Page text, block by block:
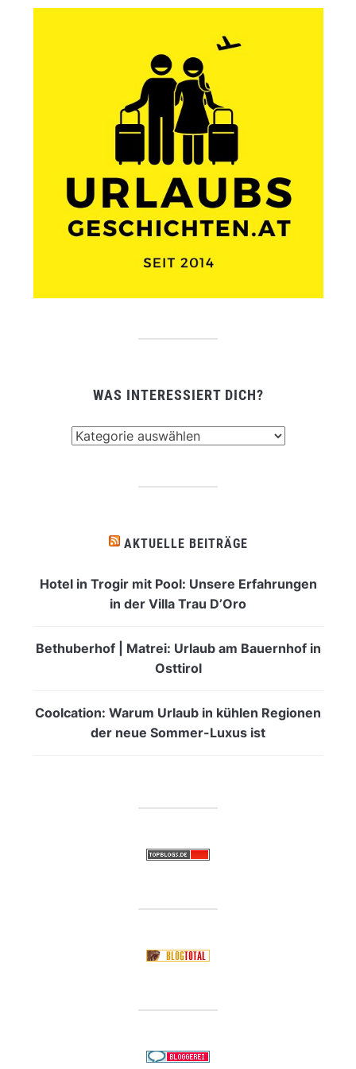
WAS INTERESSIERT DICH?
AKTUELLE BEITRÄGE
Hotel in Trogir mit Pool: Unsere Erfahrungen
in der Villa Trau D’Oro
Bethuberhof | Matrei: Urlaub am Bauernhof in
Osttirol
Coolcation: Warum Urlaub in kühlen Regionen
der neue Sommer-Luxus ist